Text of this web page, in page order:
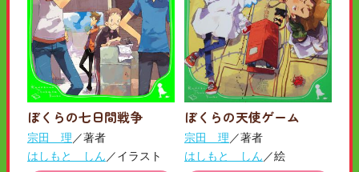
ぼくらの七日間戦争
宗田 理 ／著者
はしもと しん ／イラスト
ぼくらの天使ゲーム
宗田 理 ／著者
はしもと しん ／絵